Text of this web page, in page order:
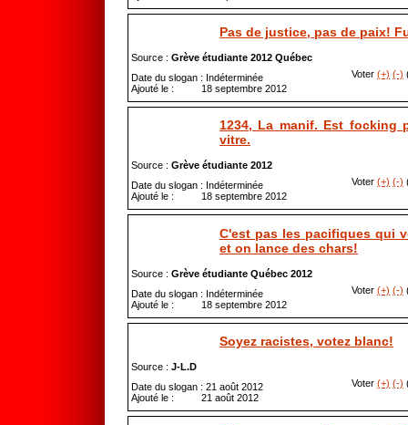
Pas de justice, pas de paix!
Source : Grève étudiante 2012 Québec
Date du slogan : Indéterminée
Ajouté le : 18 septembre 2012
Voter (+) (-)
1234, La manif. Est focking
vitre.
Source : Grève étudiante 2012
Date du slogan : Indéterminée
Ajouté le : 18 septembre 2012
Voter (+) (-)
C'est pas les pacifiques qui
et on lance des chars!
Source : Grève étudiante Québec 2012
Date du slogan : Indéterminée
Ajouté le : 18 septembre 2012
Voter (+) (-)
Soyez racistes, votez blanc!
Source : J-L.D
Date du slogan : 21 août 2012
Ajouté le : 21 août 2012
Voter (+) (-)